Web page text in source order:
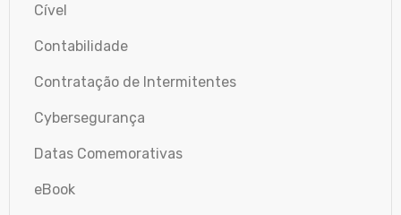
Cível
Contabilidade
Contratação de Intermitentes
Cybersegurança
Datas Comemorativas
eBook